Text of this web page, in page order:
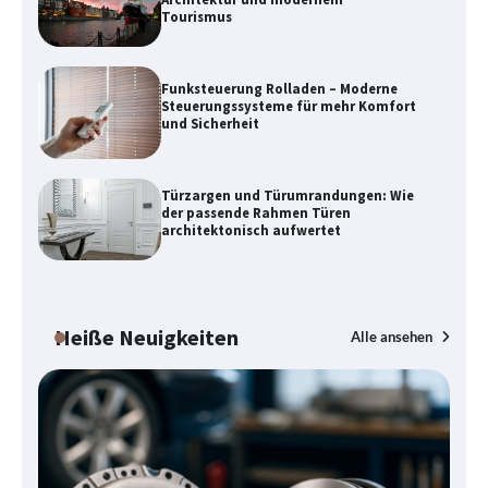
Tourismus
Funksteuerung Rolladen – Moderne
Steuerungssysteme für mehr Komfort
und Sicherheit
Türzargen und Türumrandungen: Wie
der passende Rahmen Türen
architektonisch aufwertet
Heiße Neuigkeiten Alle ansehen
Danzig zwischen Geschichte,
Architektur und modernem Tourismus
Steuerungssysteme für mehr Komfort
Türzargen und Türumrandungen: Wie
der passende Rahmen Türen
architektonisch aufwertet